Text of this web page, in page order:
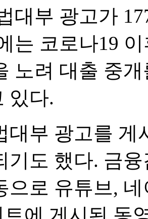
대부 광고가
는 코로나19
노려 대출 중
있다.
대부 광고를 게
기도 했다. 금
으로 유튜브,